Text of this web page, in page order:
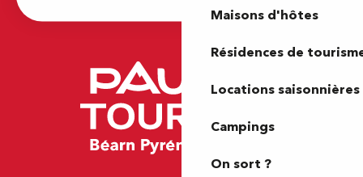
Maisons d'hôtes
Résidences de
Locations saisonnières
Campings
On sort ?